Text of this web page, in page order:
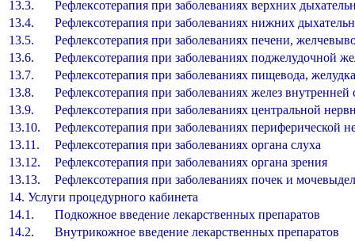
13.3.
Рефлексотерапия при заболеваниях верхних
13.4.
Рефлексотерапия при заболеваниях нижних
13.5.
Рефлексотерапия при заболеваниях печени,
13.6.
Рефлексотерапия при заболеваниях поджелудочной
13.7.
Рефлексотерапия при заболеваниях пищевода,
13.8.
Рефлексотерапия при заболеваниях желез внутренней
13.9.
Рефлексотерапия при заболеваниях центральной
13.10.
Рефлексотерапия при заболеваниях периферической
13.11.
Рефлексотерапия при заболеваниях органа слуха
13.12.
Рефлексотерапия при заболеваниях органа зрения
13.13.
Рефлексотерапия при заболеваниях почек и
14. Услуги процедурного кабинета
14.1.
Подкожное введение лекарственных
14.2.
Внутрикожное введение лекарственных